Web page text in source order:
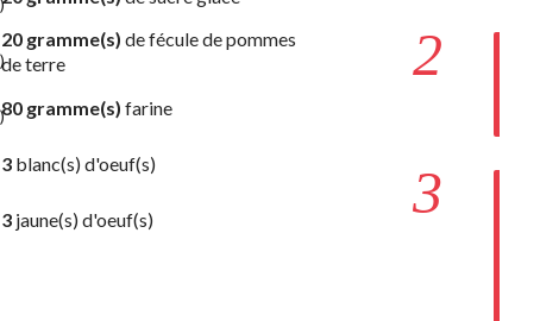
20 gramme(s) de fécule de pommes
de terre
80 gramme(s) farine
3 blanc(s) d'oeuf(s)
3 jaune(s) d'oeuf(s)
2
3